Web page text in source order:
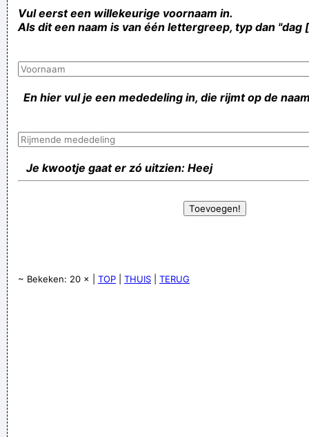
Vul eerst een willekeurige voornaam in.
Als dit een naam is van één lettergreep, typ dan "dag
En hier vul je een mededeling in, die rijmt op de
Je kwootje gaat er zó uitzien: Heej
~ Bekeken: 20 × | TOP THUIS TERUG